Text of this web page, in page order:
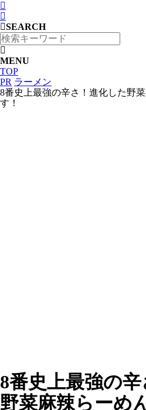
SEARCH
MENU
TOP
PR ラーメン
8番史上最強の辛さ！進化した野
す！
8番史上最強の
野菜麻辣らーめ